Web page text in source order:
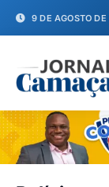
9 DE AGOSTO